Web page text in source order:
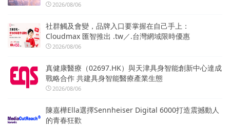
2026/08/06
社群觸及會變，品牌入口要掌握在自己手上：
Cloudmax 匯智推出 .tw／.台灣網域限時優惠
2026/08/06
真健康醫療（02697.HK）與天津具身智能創新中心達成
戰略合作 共建具身智能醫療產業生態
2026/08/06
陳嘉樺Ella選擇Sennheiser Digital 6000打造震撼動人
的青春狂歡